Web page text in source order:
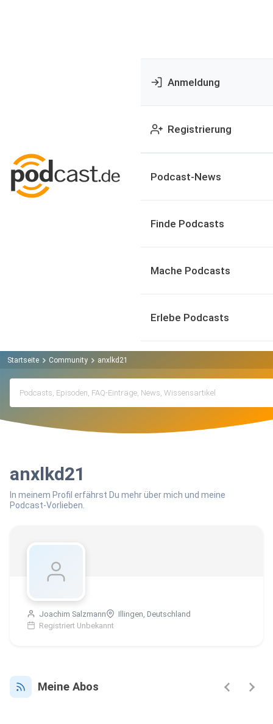
Anmeldung
Registrierung
Podcast-News
Finde Podcasts
Mache Podcasts
Erlebe Podcasts
Startseite Community anxlkd21
anxlkd21
In meinem Profil erfährst Du mehr über mich und meine
Podcast-Vorlieben.
Joachim Salzmann
Illingen, Deutschland
Registriert Unbekannt
Meine Abos